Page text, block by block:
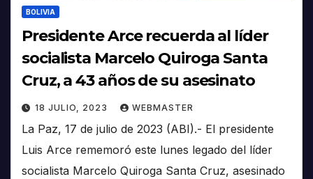
BOLIVIA
Presidente Arce recuerda al líder
socialista Marcelo Quiroga Santa
Cruz, a 43 años de su asesinato
18 JULIO, 2023 WEBMASTER
La Paz, 17 de julio de 2023 (ABI).- El presidente
Luis Arce rememoró este lunes legado del líder
socialista Marcelo Quiroga Santa Cruz, asesinado